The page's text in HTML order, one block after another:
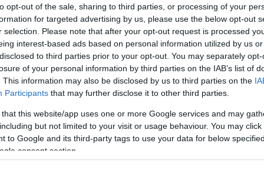
opt-out of the sale, sharing to third parties, or processing of your
for targeted advertising by us, please use the below opt-out
selection. Please note that after your opt-out request is processed
interest-based ads based on personal information utilized by us
to third parties prior to your opt-out. You may separately
of your personal information by third parties on the IAB’s list of
This information may also be disclosed by us to third parties on the
Participants that may further disclose it to other third parties.
that this website/app uses one or more Google services and may
but not limited to your visit or usage behaviour. You may
to Google and its third-party tags to use your data for below
consent section.
οικογένειας είχαν ταξιδέψει από το
του Κωνσταντίνου, ο οποίος δίνει μάχη
μας έφτασε εκτάκτως η αδελφή του
στον ισπανικό θρόνο, ενώ ο
με την σύζυγο του Νίνα Φλορ, ταξίδεψαν
Αθήνα μετά από τη σοβαρή εξέλιξη με την
και